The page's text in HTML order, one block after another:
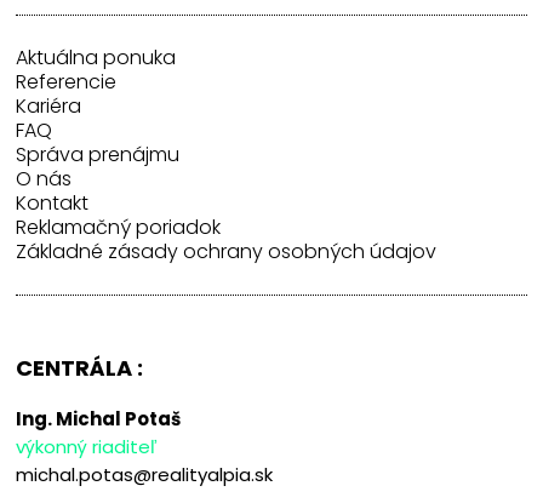
Aktuálna ponuka
Referencie
Kariéra
FAQ
Správa prenájmu
O nás
Kontakt
Reklamačný poriadok
Základné zásady ochrany osobných údajov
CENTRÁLA :
Ing. Michal Potaš
výkonný riaditeľ
michal.potas@realityalpia.sk